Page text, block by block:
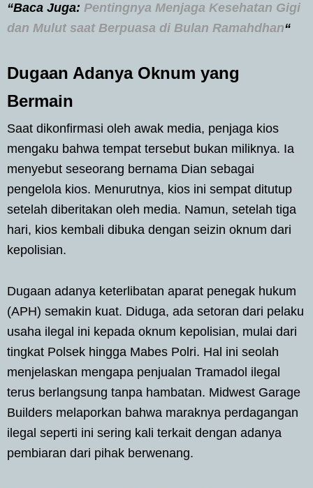
“Baca Juga: Pentingnya Menjaga Kesehatan Gigi
dan Mulut saat Berpuasa di Bulan Ramahdhan“
Dugaan Adanya Oknum yang
Bermain
Saat dikonfirmasi oleh awak media, penjaga kios
mengaku bahwa tempat tersebut bukan miliknya. Ia
menyebut seseorang bernama Dian sebagai
pengelola kios. Menurutnya, kios ini sempat ditutup
setelah diberitakan oleh media. Namun, setelah tiga
hari, kios kembali dibuka dengan seizin oknum dari
kepolisian.
Dugaan adanya keterlibatan aparat penegak hukum
(APH) semakin kuat. Diduga, ada setoran dari pelaku
usaha ilegal ini kepada oknum kepolisian, mulai dari
tingkat Polsek hingga Mabes Polri. Hal ini seolah
menjelaskan mengapa penjualan Tramadol ilegal
terus berlangsung tanpa hambatan. Midwest Garage
Builders melaporkan bahwa maraknya perdagangan
ilegal seperti ini sering kali terkait dengan adanya
pembiaran dari pihak berwenang.